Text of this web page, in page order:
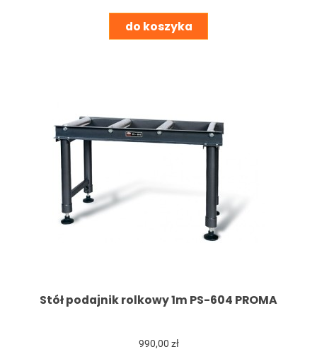
do koszyka
Stół podajnik rolkowy 1m PS-604 PROMA
990,00 zł